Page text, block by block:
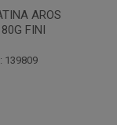
AROS
FINI
139809